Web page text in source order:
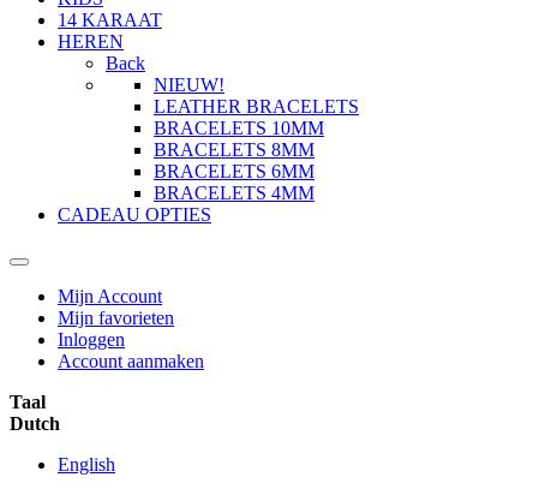
14 KARAAT
HEREN
Back
NIEUW!
LEATHER BRACELETS
BRACELETS 10MM
BRACELETS 8MM
BRACELETS 6MM
BRACELETS 4MM
CADEAU OPTIES
Mijn Account
Mijn favorieten
Inloggen
Account aanmaken
Taal
Dutch
English